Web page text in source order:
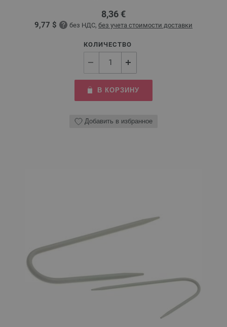
8,36 €
9,77 $ без НДС, без учета стоимости доставки
КОЛИЧЕСТВО
В КОРЗИНУ
Добавить в избранное